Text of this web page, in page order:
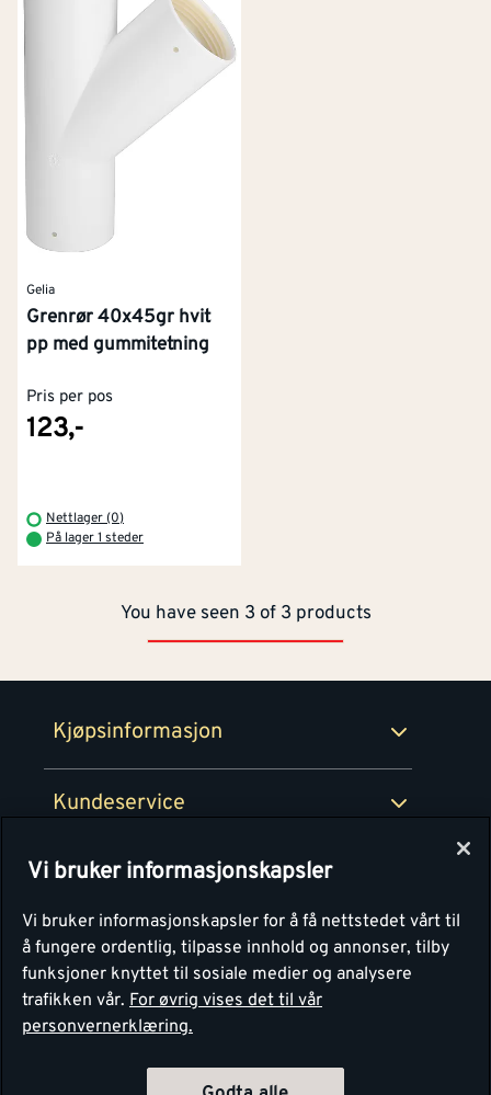
Gelia
Grenrør 40x45gr hvit
pp med gummitetning
Pris per pos
123,-
Nettlager (0)
På lager 1 steder
You have seen 3 of 3 products
Kjøpsinformasjon
Netthandel
Retur- og angrerettsskjema
Kundeservice
Kontakt oss
Montér
Byggevarehus og åpningstider
100% fornøydgaranti
Personvern
Vi bruker informasjonskapsler
Vi bruker informasjonskapsler for å få nettstedet vårt til
å fungere ordentlig, tilpasse innhold og annonser, tilby
funksjoner knyttet til sosiale medier og analysere
trafikken vår. For øvrig vises det til vår
personvernerklæring.